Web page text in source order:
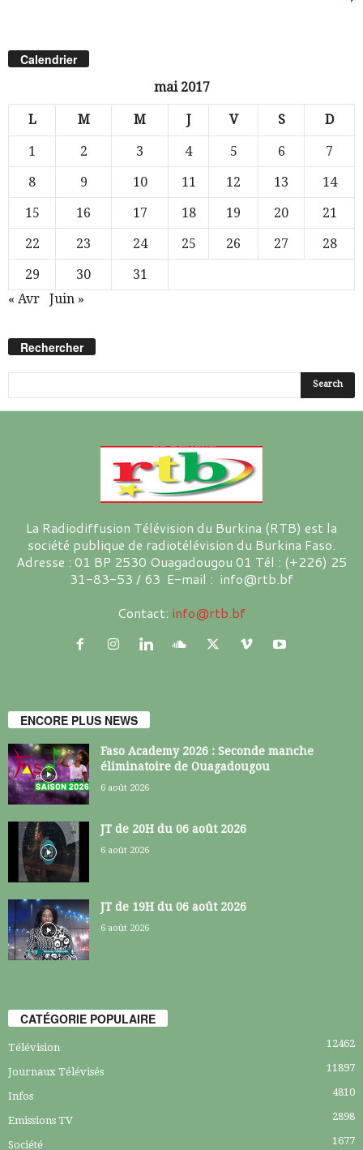
Calendrier
mai 2017
L M M J V S D
1 2 3 4 5 6
7
8
9 10 11 12 13
14
15
16 17 18 19 20
21
22
23 24 25 26 27
28
29
30
31
« Avr
Juin »
Rechercher
La Radiodiffusion Télévision du Burkina (RTB) est la
société publique de radiotélévision du Burkina Faso.
Adresse : 01 BP 2530 Ouagadougou 01 Tél : (+226) 25
31-83-53 / 63 E-mail : info@rtb.bf
Contact: info@rtb.bf
ENCORE PLUS NEWS
Faso Academy 2026 : Seconde manche
éliminatoire de Ouagadougou
6 août 2026
JT de 20H du 06 août 2026
6 août 2026
JT de 19H du 06 août 2026
6 août 2026
CATÉGORIE POPULAIRE
Télévision 12462
Journaux Télévisés 11897
Infos 4810
Emissions TV 2898
Société 1677